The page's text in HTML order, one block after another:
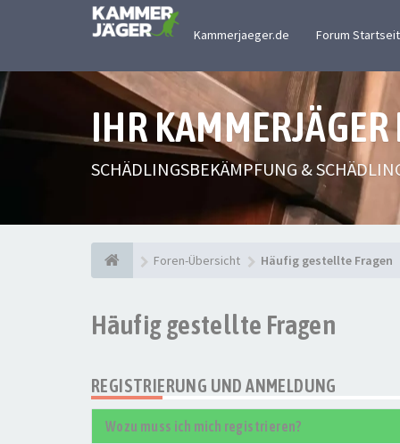
Kammerjaeger.de Forum
IHR
SCHÄDLINGSBEKÄMPFUNG &
Foren-Übersicht Häufig gestellte Fragen
Häufig gestellte Fragen
REGISTRIERUNG UND ANMELDUNG
Wozu muss ich mich registrieren?